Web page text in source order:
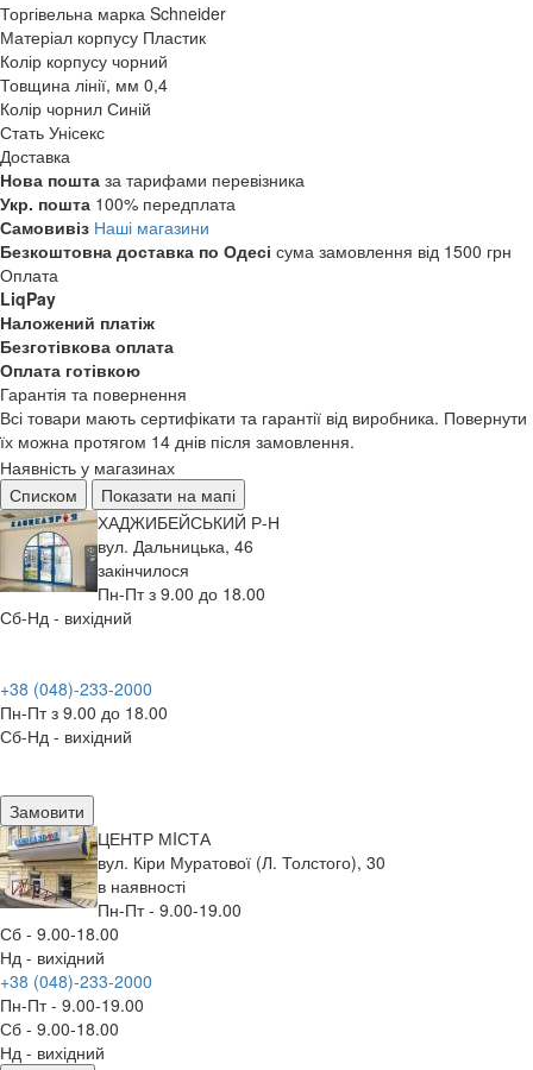
Торгівельна марка Schneider
Матеріал корпусу Пластик
Колір корпусу чорний
Товщина лінії, мм 0,4
Колір чорнил Синій
Стать Унісекс
Доставка
Нова пошта за тарифами перевізника
Укр. пошта 100% передплата
Самовивіз Наші магазини
Безкоштовна доставка по Одесі сума замовлення від 1500 грн
Оплата
LiqPay
Наложений платіж
Безготівкова оплата
Оплата готівкою
Гарантія та повернення
Всі товари мають сертифікати та гарантії від виробника. Повернути
їх можна протягом 14 днів після замовлення.
Наявність у магазинах
Списком
Показати на мапі
ХАДЖИБЕЙСЬКИЙ Р-Н
вул. Дальницька, 46
закінчилося
Пн-Пт з 9.00 до 18.00
Сб-Нд - вихідний
+38 (048)-233-2000
Пн-Пт з 9.00 до 18.00
Сб-Нд - вихідний
Замовити
ЦЕНТР МIСТА
вул. Кіри Муратової (Л. Толстого), 30
в наявності
Пн-Пт - 9.00-19.00
Сб - 9.00-18.00
Нд - вихідний
+38 (048)-233-2000
Пн-Пт - 9.00-19.00
Сб - 9.00-18.00
Нд - вихідний